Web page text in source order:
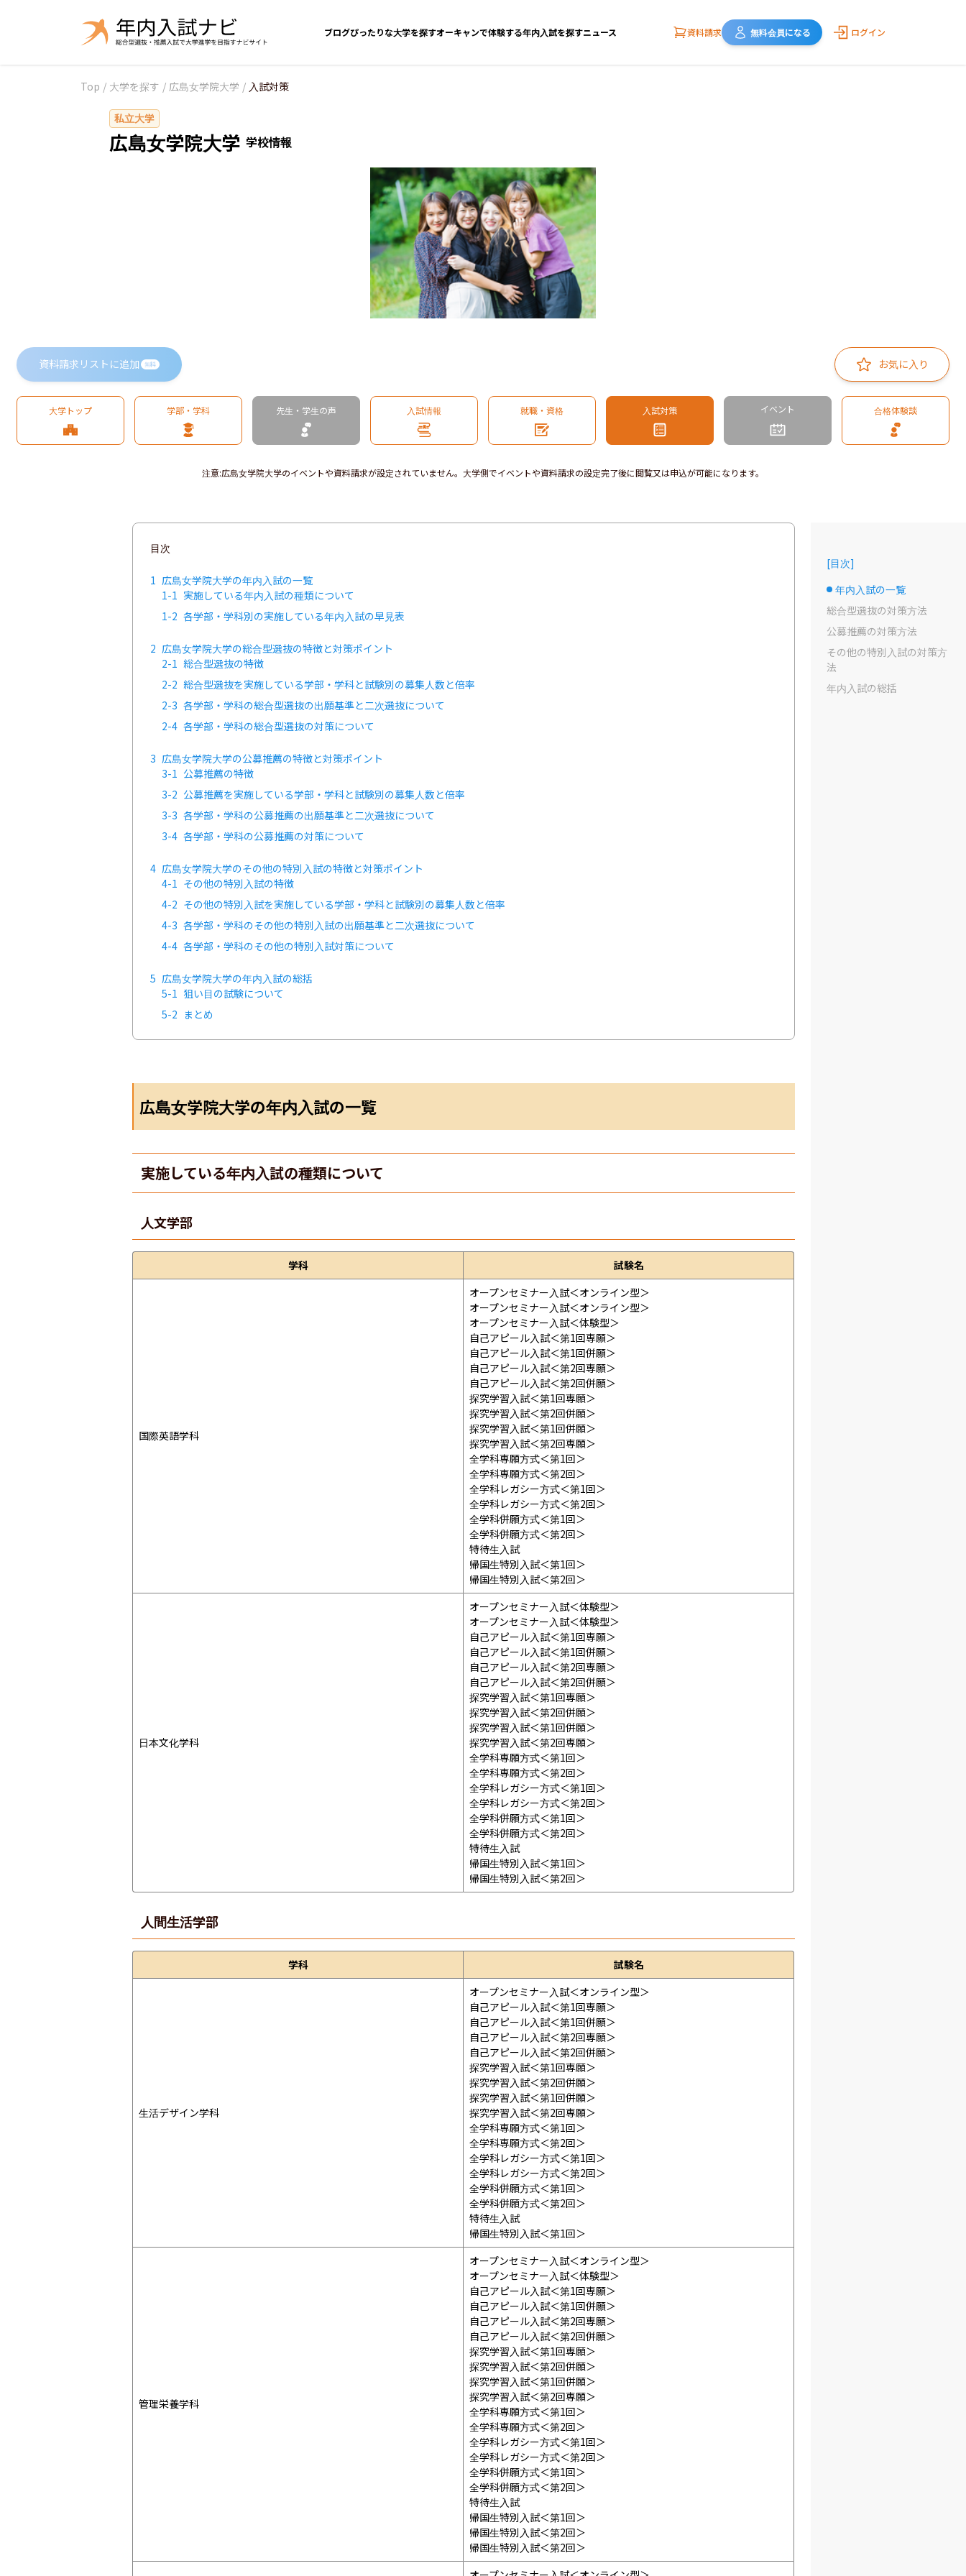
ブログぴったりな大学を探すオーキャンで体験する年内入試を探すニュース 資料請求 無料会員になる ログイン
Top / 大学を探す / 広島女学院大学 / 入試対策
私立大学
広島女学院大学 学校情報
資料請求リストに追加 無料 お気に入り
大学トップ 学部・学科 先生・学生の声 入試情報 就職・資格 入試対策 イベント 合格体験談
注意:広島女学院大学のイベントや資料請求が設定されていません。大学側でイベントや資料請求の設定完了後に閲覧又は申込が可能になります。
目次
1 広島女学院大学の年内入試の一覧
1-1 実施している年内入試の種類について
1-2 各学部・学科別の実施している年内入試の早見表
2 広島女学院大学の総合型選抜の特徴と対策ポイント
2-1 総合型選抜の特徴
2-2 総合型選抜を実施している学部・学科と試験別の募集人数と倍率
2-3 各学部・学科の総合型選抜の出願基準と二次選抜について
2-4 各学部・学科の総合型選抜の対策について
3 広島女学院大学の公募推薦の特徴と対策ポイント
3-1 公募推薦の特徴
3-2 公募推薦を実施している学部・学科と試験別の募集人数と倍率
3-3 各学部・学科の公募推薦の出願基準と二次選抜について
3-4 各学部・学科の公募推薦の対策について
4 広島女学院大学のその他の特別入試の特徴と対策ポイント
4-1 その他の特別入試の特徴
4-2 その他の特別入試を実施している学部・学科と試験別の募集人数と倍率
4-3 各学部・学科のその他の特別入試の出願基準と二次選抜について
4-4 各学部・学科のその他の特別入試対策について
5 広島女学院大学の年内入試の総括
5-1 狙い目の試験について
5-2 まとめ
広島女学院大学の年内入試の一覧
実施している年内入試の種類について
人文学部
学科 試験名
国際英語学科
オープンセミナー入試＜オンライン型＞
オープンセミナー入試＜オンライン型＞
オープンセミナー入試＜体験型＞
自己アピール入試＜第1回専願＞
自己アピール入試＜第1回併願＞
自己アピール入試＜第2回専願＞
自己アピール入試＜第2回併願＞
探究学習入試＜第1回専願＞
探究学習入試＜第2回併願＞
探究学習入試＜第1回併願＞
探究学習入試＜第2回専願＞
全学科専願方式＜第1回＞
全学科専願方式＜第2回＞
全学科レガシー方式＜第1回＞
全学科レガシー方式＜第2回＞
全学科併願方式＜第1回＞
全学科併願方式＜第2回＞
特待生入試
帰国生特別入試＜第1回＞
帰国生特別入試＜第2回＞
日本文化学科
オープンセミナー入試＜体験型＞
オープンセミナー入試＜体験型＞
自己アピール入試＜第1回専願＞
自己アピール入試＜第1回併願＞
自己アピール入試＜第2回専願＞
自己アピール入試＜第2回併願＞
探究学習入試＜第1回専願＞
探究学習入試＜第2回併願＞
探究学習入試＜第1回併願＞
探究学習入試＜第2回専願＞
全学科専願方式＜第1回＞
全学科専願方式＜第2回＞
全学科レガシー方式＜第1回＞
全学科レガシー方式＜第2回＞
全学科併願方式＜第1回＞
全学科併願方式＜第2回＞
特待生入試
帰国生特別入試＜第1回＞
帰国生特別入試＜第2回＞
人間生活学部
学科 試験名
生活デザイン学科
オープンセミナー入試＜オンライン型＞
自己アピール入試＜第1回専願＞
自己アピール入試＜第1回併願＞
自己アピール入試＜第2回専願＞
自己アピール入試＜第2回併願＞
探究学習入試＜第1回専願＞
探究学習入試＜第2回併願＞
探究学習入試＜第1回併願＞
探究学習入試＜第2回専願＞
全学科専願方式＜第1回＞
全学科専願方式＜第2回＞
全学科レガシー方式＜第1回＞
全学科レガシー方式＜第2回＞
全学科併願方式＜第1回＞
全学科併願方式＜第2回＞
特待生入試
帰国生特別入試＜第1回＞
管理栄養学科
オープンセミナー入試＜オンライン型＞
オープンセミナー入試＜体験型＞
自己アピール入試＜第1回専願＞
自己アピール入試＜第1回併願＞
自己アピール入試＜第2回専願＞
自己アピール入試＜第2回併願＞
探究学習入試＜第1回専願＞
探究学習入試＜第2回併願＞
探究学習入試＜第1回併願＞
探究学習入試＜第2回専願＞
全学科専願方式＜第1回＞
全学科専願方式＜第2回＞
全学科レガシー方式＜第1回＞
全学科レガシー方式＜第2回＞
全学科併願方式＜第1回＞
全学科併願方式＜第2回＞
特待生入試
帰国生特別入試＜第1回＞
帰国生特別入試＜第2回＞
帰国生特別入試＜第2回＞
[目次]
選択中のドット
年内入試の一覧
総合型選抜の対策方法
公募推薦の対策方法
その他の特別入試の対策方
法
年内入試の総括